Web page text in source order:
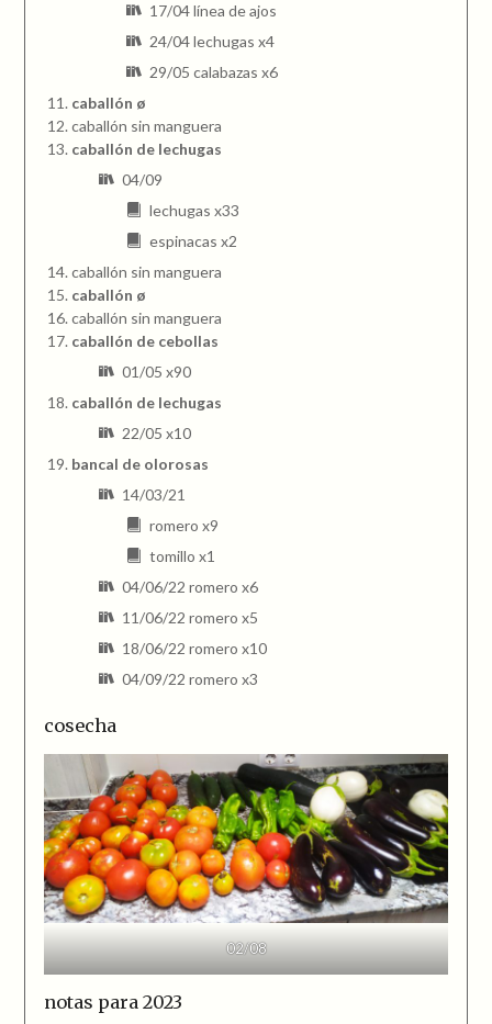
17/04 línea de ajos
24/04 lechugas x4
29/05 calabazas x6
caballón ø
caballón sin manguera
caballón de lechugas
04/09
lechugas x33
espinacas x2
caballón sin manguera
caballón ø
caballón sin manguera
caballón de cebollas
01/05 x90
caballón de lechugas
22/05 x10
bancal de olorosas
14/03/21
romero x9
tomillo x1
04/06/22 romero x6
11/06/22 romero x5
18/06/22 romero x10
04/09/22 romero x3
cosecha
02/08
notas para 2023